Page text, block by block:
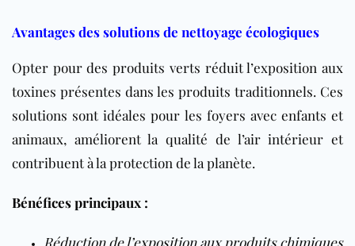
Avantages des solutions de nettoyage écologiques
Opter pour des produits verts réduit l’exposition aux
toxines présentes dans les produits traditionnels. Ces
solutions sont idéales pour les foyers avec enfants et
animaux, améliorent la qualité de l’air intérieur et
contribuent à la protection de la planète.
Bénéfices principaux :
Réduction de l’exposition aux produits chimiques